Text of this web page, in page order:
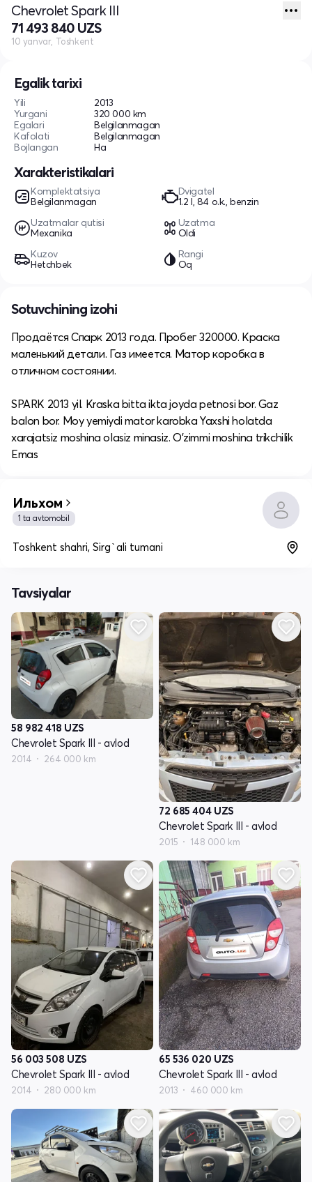
Egalik tarixi
Yili
2013
Yurgani
320 000 km
Egalari
Belgilanmagan
Kafolati
Belgilanmagan
Bojlangan
Ha
Xarakteristikalari
Komplektatsiya
Belgilanmagan
Dvigatel
1.2 l, 84 o.k., benzin
Uzatmalar qutisi
Mexanika
Uzatma
Oldi
Kuzov
Hetchbek
Rangi
Oq
Chevrolet Spark III
71 493 840 UZS
10 yanvar, Toshkent
Sotuvchining izohi
Продаётся Спарк 2013 года. Пробег 320000. Краска
маленький детали. Газ имеется. Матор коробка в
отличном состоянии.
SPARK 2013 yil. Kraska bitta ikta joyda petnosi bor. Gaz
balon bor. Moy yemiydi mator karobka Yaxshi holatda
xarajatsiz moshina olasiz minasiz. O'zimmi moshina trikchilik
Emas
Ильхом
1 ta avtomobil
Toshkent shahri, Sirg`ali tumani
Tavsiyalar
58 982 418 UZS
Chevrolet Spark III - avlod
2014 264 000 km
72 685 404 UZS
Chevrolet Spark III - avlod
2015 148 000 km
56 003 508 UZS
Chevrolet Spark III - avlod
2014 280 000 km
65 536 020 UZS
Chevrolet Spark III - avlod
2013 460 000 km